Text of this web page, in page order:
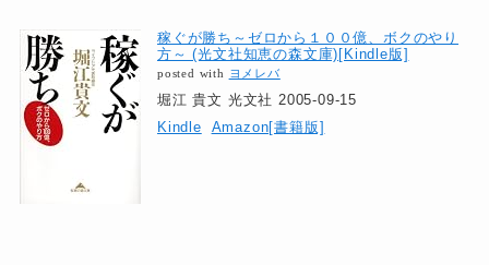
稼ぐが勝ち～ゼロから１００億、ボクのやり
方～ (光文社知恵の森文庫)[Kindle版]
posted with ヨメレバ
堀江 貴文 光文社 2005-09-15
Kindle
Amazon[書籍版]